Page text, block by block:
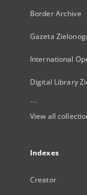
Border Archive
Gazeta
International
Digital Library
...
View all
Indexes
Creator